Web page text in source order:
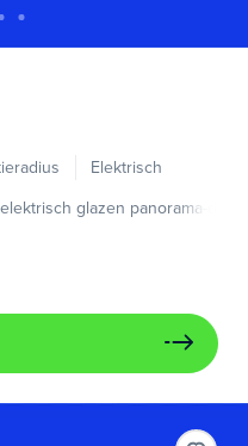
Elektrisch
elektrisch glazen panorama-dak